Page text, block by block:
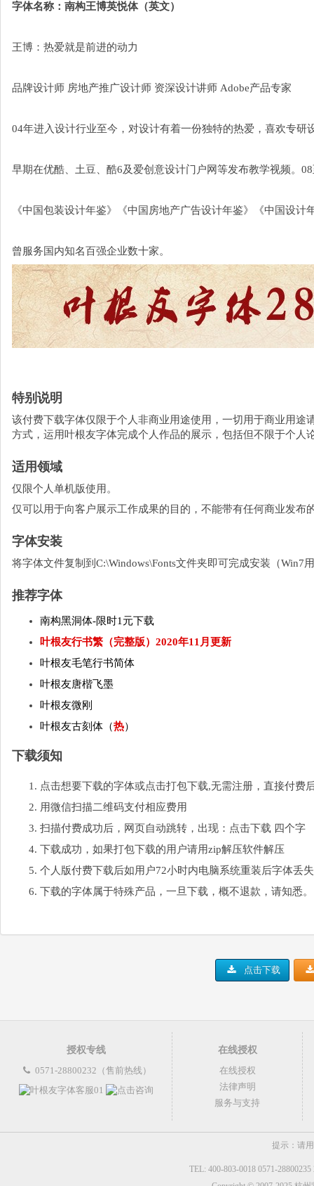
字体名称：南构王博英悦体（英文）
王博：热爱就是前进的动力
品牌设计师 房地产推广设计师 资深设计讲师 Adobe产品专家
04年进入设计行业至今，对设计有着一份独特的热爱，喜欢专研
早期在优酷、土豆、酷6及爱创意设计门户网等发布教学视频。
《中国包装设计年鉴》《中国房地产广告设计年鉴》《中国设计
曾服务国内知名百强企业数十家。
特别说明
该付费下载字体仅限于个人非商业用途使用，一切用于商业用
方式，运用叶根友字体完成个人作品的展示，包括但不限于个人
适用领域
仅限个人单机版使用。
仅可以用于向客户展示工作成果的目的，不能带有任何商业发布
字体安装
将字体文件复制到C:\Windows\Fonts文件夹即可完成安装（Win7
推荐字体
南构黑洞体-限时1元下载
叶根友行书繁（完整版）2020年11月更新
叶根友毛笔行书简体
叶根友唐楷飞墨
叶根友微刚
叶根友古刻体（热）
下载须知
点击想要下载的字体或点击打包下载,无需注册，直接付费
用微信扫描二维码支付相应费用
扫描付费成功后，网页自动跳转，出现：点击下载 四个字
下载成功，如果打包下载的用户请用zip解压软件解压
个人版付费下载后如用户72小时内电脑系统重装后字体丢
下载的字体属于特殊产品，一旦下载，概不退款，请知悉。
点击下载
授权专线
0571-28800232（售前热线）
在线授权
在线授权
法律声明
服务与支持
提示：请
TEL: 400-803-0018 0571-